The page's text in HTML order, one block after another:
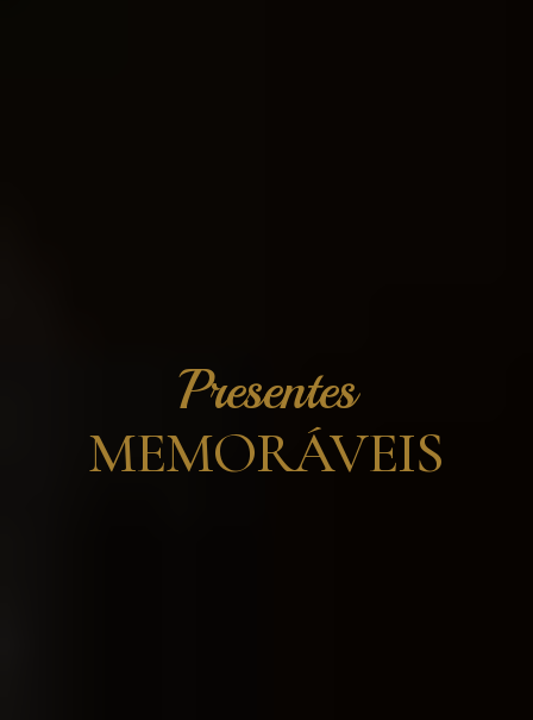
MEMORÁVEIS
Presentes